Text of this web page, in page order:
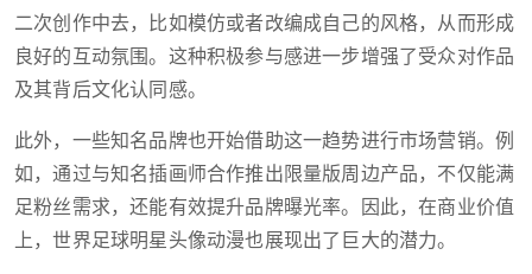
二次创作中去，比如模仿或者改编成自己的风格，从而形成
良好的互动氛围。这种积极参与感进一步增强了受众对作品
及其背后文化认同感。
此外，一些知名品牌也开始借助这一趋势进行市场营销。例
如，通过与知名插画师合作推出限量版周边产品，不仅能满
足粉丝需求，还能有效提升品牌曝光率。因此，在商业价值
上，世界足球明星头像动漫也展现出了巨大的潜力。